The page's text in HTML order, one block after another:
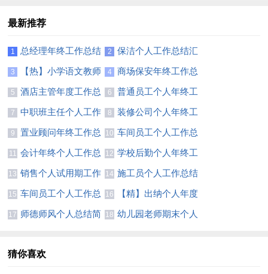
最新推荐
1
总经理年终工作总结
精选15篇
2
保洁个人工作总结汇
编15篇
3
【热】小学语文教师
个人工作总结
4
商场保安年终工作总
结(合集15篇)
5
酒店主管年度工作总
结15篇
6
普通员工个人年终工
作总结(汇编15篇)
7
中职班主任个人工作
总结
8
装修公司个人年终工
作总结
9
置业顾问年终工作总
结(合集15篇)
10 车间员工个人工作总
结(集合15篇)
11
会计年终个人工作总
结汇编15篇
12 学校后勤个人年终工
作总结8篇
13 销售个人试用期工作
总结(集合15篇)
14 施工员个人工作总结
(精选15篇)
15 车间员工个人工作总
结集合15篇
16
【精】出纳个人年度
工作总结
17 师德师风个人总结简 18 幼儿园老师期末个人
猜你喜欢